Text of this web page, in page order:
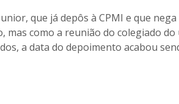
que já depôs à CPMI e que nega
mas como a reunião do colegiado
a data do depoimento acabou